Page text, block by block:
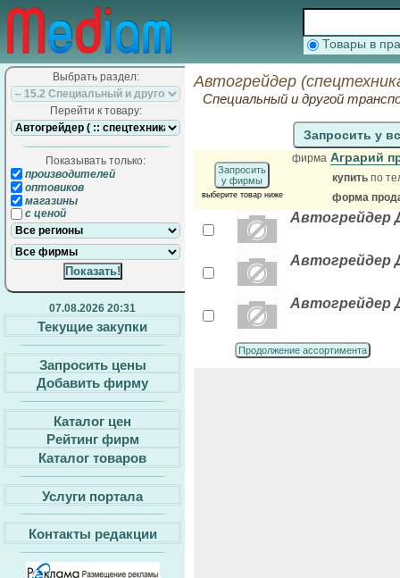
Товары в
Выбрать раздел:
Перейти к товару:
Показывать только:
производителей
оптовиков
магазины
с ценой
07.08.2026 20:31
Текущие закупки
Запросить цены
Добавить фирму
Каталог цен
Рейтинг фирм
Каталог товаров
Услуги портала
Контакты редакции
Автогрейдер
Специальный и другой
Запросить у
Запросить
у фирмы
выберите товар ниже
фирма Аграрий
купить по
форма
Автогрейдер
Автогрейдер
Автогрейдер
Продолжение ассортимента